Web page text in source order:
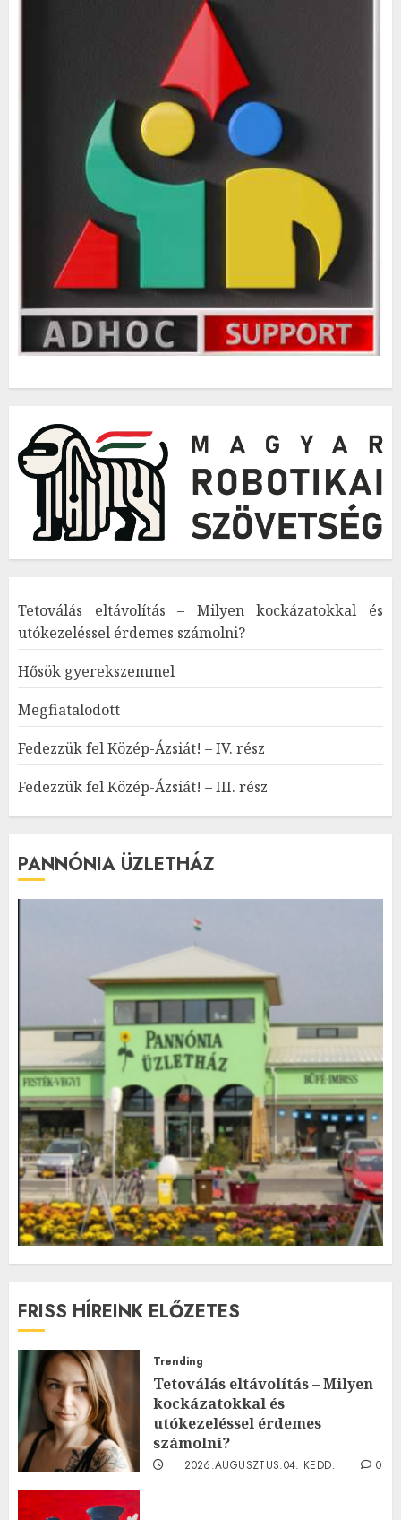
Tetoválás eltávolítás – Milyen kockázatokkal és
utókezeléssel érdemes számolni?
Hősök gyerekszemmel
Megfiatalodott
Fedezzük fel Közép-Ázsiát! – IV. rész
Fedezzük fel Közép-Ázsiát! – III. rész
PANNÓNIA ÜZLETHÁZ
FRISS HÍREINK ELŐZETES
Trending
Tetoválás eltávolítás – Milyen
kockázatokkal és
utókezeléssel érdemes
számolni?
2026.AUGUSZTUS.04. KEDD.
0